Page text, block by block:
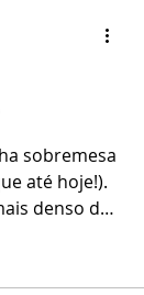
e gotas
com nozes
sobremesa
até hoje!).
denso do
queijo, que